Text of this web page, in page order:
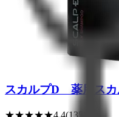
スカルプD 薬用スカ
★★★★★4.4(135